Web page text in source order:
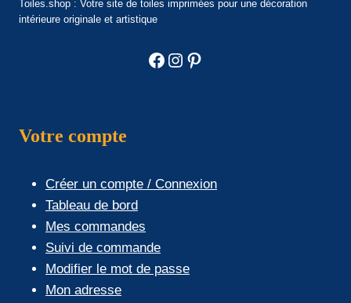
Toiles.shop : Votre site de toiles imprimées pour une décoration
intérieure originale et artistique
Facebook
Instagram
Pinterest
Votre compte
Créer un compte / Connexion
Tableau de bord
Mes commandes
Suivi de commande
Modifier le mot de passe
Mon adresse